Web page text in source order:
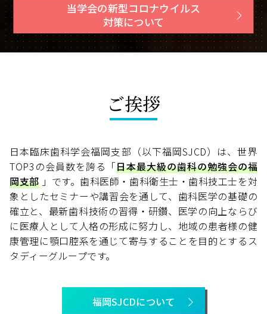
当学会の新型コロナウイルス
対策について
ご挨拶
日本臨床歯科学会福岡支部（以下福岡SJCD）は、世界
TOP3の会員数を誇る「日本最大級の歯科の勉強会の福
岡支部」です。歯科医師・歯科衛生士・歯科技工士を対
象としたセミナーや講習会を通して、歯科医学の基礎の
確立と、最新歯科技術の習得・研鑽、医学の向上ならび
に医療人として人格の形成に努力し、地域の患者様の健
康管理に顎口腔系を通じて寄与することを目的とするス
タディーグループです。
福岡SJCDについて